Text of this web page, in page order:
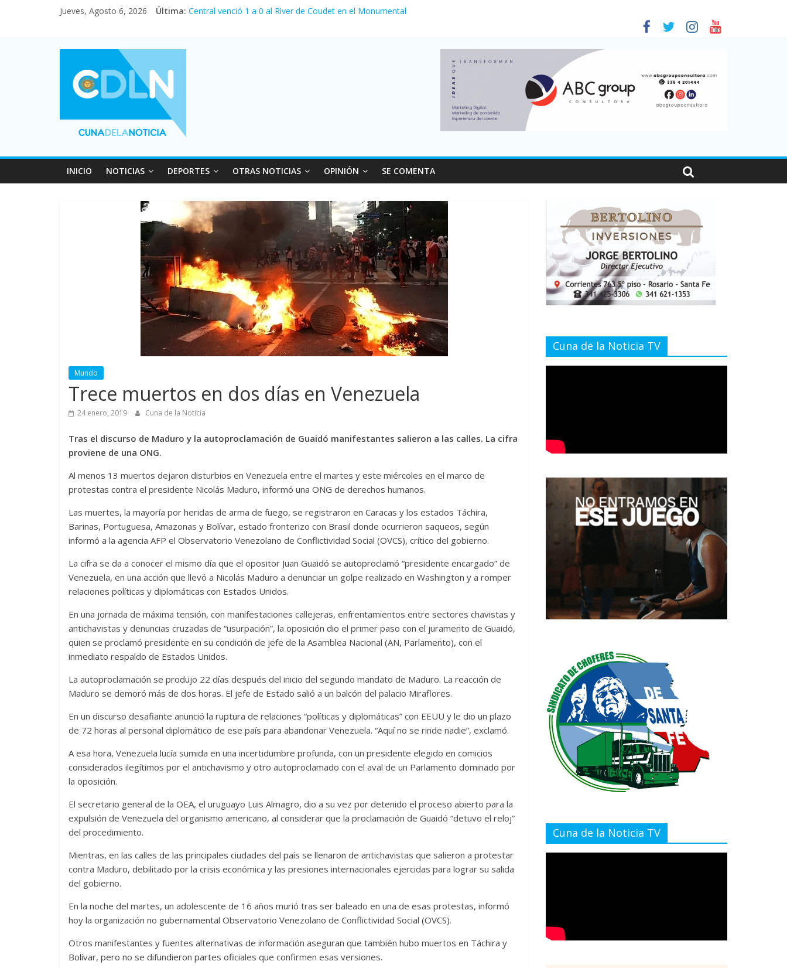
Jueves, Agosto 6, 2026 Última: Central venció 1 a 0 al River de Coudet en el Monumental
Vacaciones de invierno con más movimiento y consumo turístico: 4,6 millones de personas viajaron por el país, un 5,9% más que en 2025
Fuerte caída de la venta de autos usados en julio: bajó un 12,6% interanual
INICIO NOTICIAS DEPORTES OTRAS NOTICIAS OPINIÓN SE COMENTA
Mundo
Trece muertos en dos días en Venezuela
24 enero, 2019 Cuna de la Noticia
Tras el discurso de Maduro y la autoproclamación de Guaidó manifestantes salieron a las calles. La cifra
proviene de una ONG.
Al menos 13 muertos dejaron disturbios en Venezuela entre el martes y este miércoles en el marco de
protestas contra el presidente Nicolás Maduro, informó una ONG de derechos humanos.
Las muertes, la mayoría por heridas de arma de fuego, se registraron en Caracas y los estados Táchira,
Barinas, Portuguesa, Amazonas y Bolívar, estado fronterizo con Brasil donde ocurrieron saqueos, según
informó a la agencia AFP el Observatorio Venezolano de Conflictividad Social (OVCS), crítico del gobierno.
La cifra se da a conocer el mismo día que el opositor Juan Guaidó se autoproclamó “presidente encargado” de
Venezuela, en una acción que llevó a Nicolás Maduro a denunciar un golpe realizado en Washington y a romper
relaciones políticas y diplomáticas con Estados Unidos.
En una jornada de máxima tensión, con manifestaciones callejeras, enfrentamientos entre sectores chavistas y
antichavistas y denuncias cruzadas de “usurpación”, la oposición dio el primer paso con el juramento de Guaidó,
quien se proclamó presidente en su condición de jefe de la Asamblea Nacional (AN, Parlamento), con el
inmediato respaldo de Estados Unidos.
La autoproclamación se produjo 22 días después del inicio del segundo mandato de Maduro. La reacción de
Maduro se demoró más de dos horas. El jefe de Estado salió a un balcón del palacio Miraflores.
En un discurso desafiante anunció la ruptura de relaciones “políticas y diplomáticas” con EEUU y le dio un plazo
de 72 horas al personal diplomático de ese país para abandonar Venezuela. “Aquí no se rinde nadie”, exclamó.
A esa hora, Venezuela lucía sumida en una incertidumbre profunda, con un presidente elegido en comicios
considerados ilegítimos por el antichavismo y otro autoproclamado con el aval de un Parlamento dominado por
la oposición.
El secretario general de la OEA, el uruguayo Luis Almagro, dio a su vez por detenido el proceso abierto para la
expulsión de Venezuela del organismo americano, al considerar que la proclamación de Guaidó “detuvo el reloj”
del procedimiento.
Mientras, en las calles de las principales ciudades del país se llenaron de antichavistas que salieron a protestar
contra Maduro, debilitado por la crisis económica y las presiones internacionales ejercidas para lograr su salida
del gobierno.
En la noche del martes, un adolescente de 16 años murió tras ser baleado en una de esas protestas, informó
hoy la organización no gubernamental Observatorio Venezolano de Conflictividad Social (OVCS).
Otros manifestantes y fuentes alternativas de información aseguran que también hubo muertos en Táchira y
Bolívar, pero no se difundieron partes oficiales que confirmen esas versiones.
Cuna de la Noticia TV
Cuna de la Noticia TV